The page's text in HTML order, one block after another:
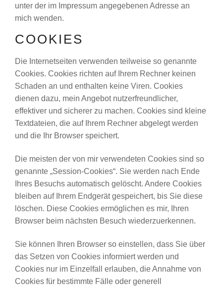
unter der im Impressum angegebenen Adresse an
mich wenden.
COOKIES
Die Internetseiten verwenden teilweise so genannte
Cookies. Cookies richten auf Ihrem Rechner keinen
Schaden an und enthalten keine Viren. Cookies
dienen dazu, mein Angebot nutzerfreundlicher,
effektiver und sicherer zu machen. Cookies sind kleine
Textdateien, die auf Ihrem Rechner abgelegt werden
und die Ihr Browser speichert.
Die meisten der von mir verwendeten Cookies sind so
genannte „Session-Cookies“. Sie werden nach Ende
Ihres Besuchs automatisch gelöscht. Andere Cookies
bleiben auf Ihrem Endgerät gespeichert, bis Sie diese
löschen. Diese Cookies ermöglichen es mir, Ihren
Browser beim nächsten Besuch wiederzuerkennen.
Sie können Ihren Browser so einstellen, dass Sie über
das Setzen von Cookies informiert werden und
Cookies nur im Einzelfall erlauben, die Annahme von
Cookies für bestimmte Fälle oder generell